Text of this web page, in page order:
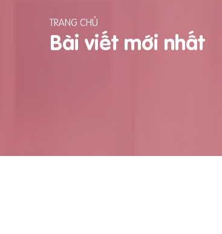
TRANG CHỦ
Bài viết mới nhất